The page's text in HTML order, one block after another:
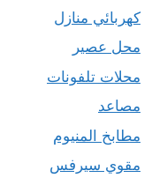
كهربائي منازل
محل عصير
محلات تلفونات
مصاعد
مطابخ المنيوم
مقوي سيرفس